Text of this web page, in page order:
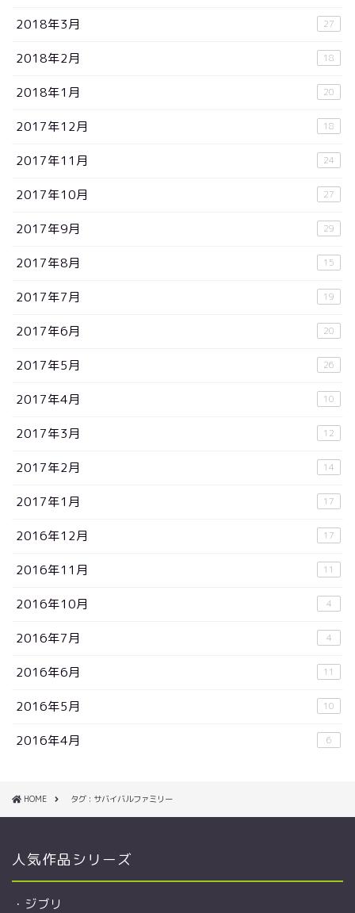
2018年3月 27
2018年2月 18
2018年1月 20
2017年12月 18
2017年11月 24
2017年10月 27
2017年9月 29
2017年8月 15
2017年7月 19
2017年6月 20
2017年5月 26
2017年4月 10
2017年3月 12
2017年2月 14
2017年1月 17
2016年12月 17
2016年11月 11
2016年10月 4
2016年7月 4
2016年6月 11
2016年5月 10
2016年4月 6
HOME タグ : サバイバルファミリー
人気作品シリーズ
・ ジブリ